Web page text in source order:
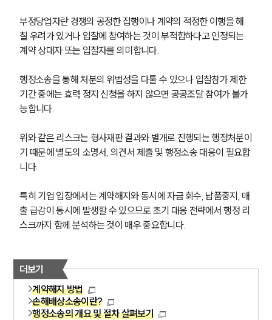
부정당업자란 경쟁의 공정한 집행이나 계약의 적정한 이행을 해
칠 우려가 있거나 입찰에 참여하는 것이 부적합하다고 인정되는
계약 상대자 또는 입찰자를 의미합니다.
행정소송을 통해 처분의 위법성을 다툴 수 있으나 입찰참가 제한
기간 중에는 효력 정지 신청을 하지 않으면 공공조달 참여가 불가
능합니다.
위와 같은 리스크는 형사재판 결과와 별개로 진행되는 행정처분이
기 때문에 별도의 소명서, 의견서 제출 및 행정소송 대응이 필요합
니다.
특히 기업 입장에서는 계약해지와 동시에 자금 회수, 납품중지, 매
출 급감이 동시에 발생할 수 있으므로 초기 대응 전략에서 행정 리
스크까지 함께 분석하는 것이 매우 중요합니다.
더보기
계약해지 방법
손해배상소송이란?
행정소송의 개요 및 절차 살펴보기